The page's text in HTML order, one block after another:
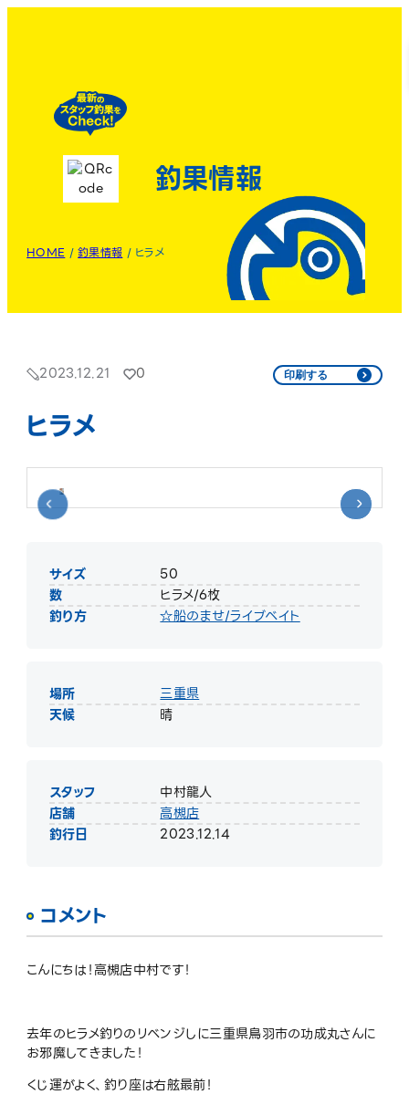
釣果情報
HOME /釣果情報 / ヒラメ
2023.12.21 0 印刷する
ヒラメ
サイズ
50
数
ヒラメ/6枚
釣り方
☆船のませ/ライブベイト
場所
三重県
天候
晴
スタッフ
中村龍人
店舗
高槻店
釣行日
2023.12.14
コメント
こんにちは！高槻店中村です！
去年のヒラメ釣りのリベンジしに三重県鳥羽市の功成丸さんに
お邪魔してきました！
くじ運がよく、釣り座は右舷最前！